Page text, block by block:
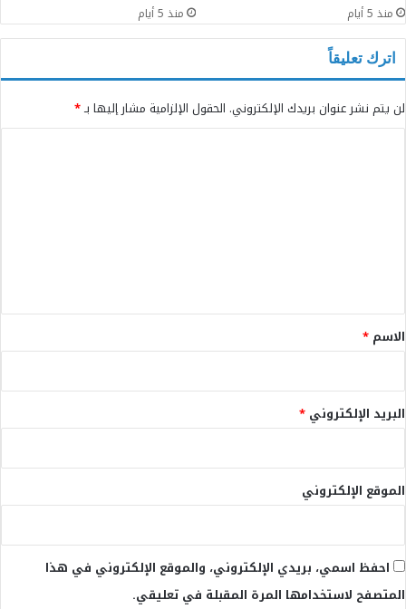
منذ 5 أيام منذ 5 أيام
اترك تعليقاً
لن يتم نشر عنوان بريدك الإلكتروني. الحقول الإلزامية مشار إليها بـ*
*
الاسم *
البريد الإلكتروني *
الموقع الإلكتروني
احفظ اسمي، بريدي الإلكتروني، والموقع الإلكتروني في هذا
المتصفح لاستخدامها المرة المقبلة في تعليقي.